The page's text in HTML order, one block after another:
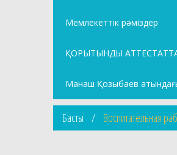
Мемлекеттік рәміздер
ҚОРЫТЫНДЫ
Манаш Қозыбаев атындағы
Басты Воспитательная